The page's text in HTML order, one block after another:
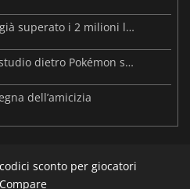
Resident Evil: Veronica ha già superato i 2 milioni liste dei desideri
Beast of Reincarnation: lo studio dietro Pokémon su una nuova strada
dell’amicizia
sconto per giocatori